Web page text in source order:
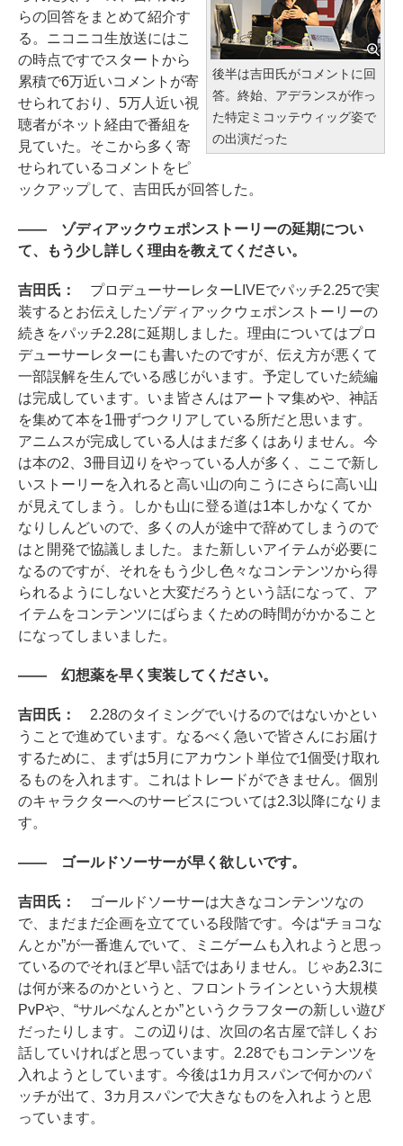
後半は吉田氏がコメントに回
答。終始、アデランスが作っ
た特定ミコッテウィッグ姿で
の出演だった
らの回答をまとめて紹介す
る。ニコニコ生放送にはこ
の時点ですでスタートから
累積で6万近いコメントが寄
せられており、5万人近い視
聴者がネット経由で番組を
見ていた。そこから多く寄
せられているコメントをピ
ックアップして、吉田氏が回答した。
―― ゾディアックウェポンストーリーの延期につい
て、もう少し詳しく理由を教えてください。
吉田氏： プロデューサーレターLIVEでパッチ2.25で実
装するとお伝えしたゾディアックウェポンストーリーの
続きをパッチ2.28に延期しました。理由についてはプロ
デューサーレターにも書いたのですが、伝え方が悪くて
一部誤解を生んでいる感じがいます。予定していた続編
は完成しています。いま皆さんはアートマ集めや、神話
を集めて本を1冊ずつクリアしている所だと思います。
アニムスが完成している人はまだ多くはありません。今
は本の2、3冊目辺りをやっている人が多く、ここで新し
いストーリーを入れると高い山の向こうにさらに高い山
が見えてしまう。しかも山に登る道は1本しかなくてか
なりしんどいので、多くの人が途中で辞めてしまうので
はと開発で協議しました。また新しいアイテムが必要に
なるのですが、それをもう少し色々なコンテンツから得
られるようにしないと大変だろうという話になって、ア
イテムをコンテンツにばらまくための時間がかかること
になってしまいました。
―― 幻想薬を早く実装してください。
吉田氏： 2.28のタイミングでいけるのではないかとい
うことで進めています。なるべく急いで皆さんにお届け
するために、まずは5月にアカウント単位で1個受け取れ
るものを入れます。これはトレードができません。個別
のキャラクターへのサービスについては2.3以降になりま
す。
―― ゴールドソーサーが早く欲しいです。
吉田氏：
ゴールドソーサーは大きなコンテンツなの
で、まだまだ企画を立てている段階です。今は“チョコな
んとか”が一番進んでいて、ミニゲームも入れようと思っ
ているのでそれほど早い話ではありません。じゃあ2.3に
は何が来るのかというと、フロントラインという大規模
PvPや、“サルベなんとか”というクラフターの新しい遊び
だったりします。この辺りは、次回の名古屋で詳しくお
話していければと思っています。2.28でもコンテンツを
入れようとしています。今後は1カ月スパンで何かのパ
ッチが出て、3カ月スパンで大きなものを入れようと思
っています。